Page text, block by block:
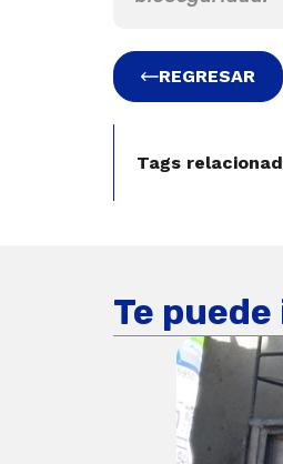
REGRESAR
Tags
Te